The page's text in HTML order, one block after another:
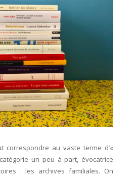
correspondre au vaste terme d’«
un peu à part, évocatrice
: les archives familiales. On